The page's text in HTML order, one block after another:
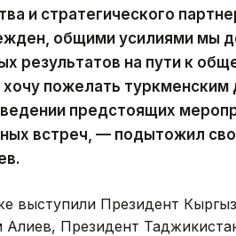
и стратегического
общими усилиями мы
результатов на пути к
пожелать туркменским
предстоящих
встреч, — подытожил
выступили Президент
Алиев, Президент